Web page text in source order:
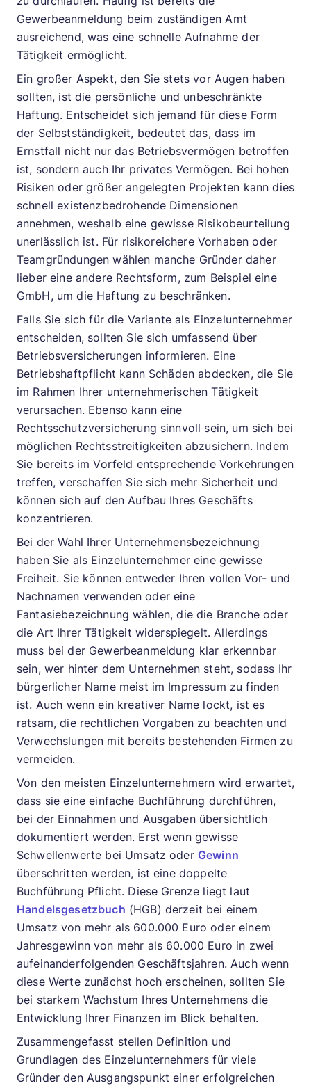
Gewerbeanmeldung beim zuständigen Amt
ausreichend, was eine schnelle Aufnahme der
Tätigkeit ermöglicht.
Ein großer Aspekt, den Sie stets vor Augen haben
sollten, ist die persönliche und unbeschränkte
Haftung. Entscheidet sich jemand für diese Form
der Selbstständigkeit, bedeutet das, dass im
Ernstfall nicht nur das Betriebsvermögen betroffen
ist, sondern auch Ihr privates Vermögen. Bei hohen
Risiken oder größer angelegten Projekten kann dies
schnell existenzbedrohende Dimensionen
annehmen, weshalb eine gewisse Risikobeurteilung
unerlässlich ist. Für risikoreichere Vorhaben oder
Teamgründungen wählen manche Gründer daher
lieber eine andere Rechtsform, zum Beispiel eine
GmbH, um die Haftung zu beschränken.
Falls Sie sich für die Variante als Einzelunternehmer
entscheiden, sollten Sie sich umfassend über
Betriebsversicherungen informieren. Eine
Betriebshaftpflicht kann Schäden abdecken, die Sie
im Rahmen Ihrer unternehmerischen Tätigkeit
verursachen. Ebenso kann eine
Rechtsschutzversicherung sinnvoll sein, um sich bei
möglichen Rechtsstreitigkeiten abzusichern. Indem
Sie bereits im Vorfeld entsprechende Vorkehrungen
treffen, verschaffen Sie sich mehr Sicherheit und
können sich auf den Aufbau Ihres Geschäfts
konzentrieren.
Bei der Wahl Ihrer Unternehmensbezeichnung
haben Sie als Einzelunternehmer eine gewisse
Freiheit. Sie können entweder Ihren vollen Vor- und
Nachnamen verwenden oder eine
Fantasiebezeichnung wählen, die die Branche oder
die Art Ihrer Tätigkeit widerspiegelt. Allerdings
muss bei der Gewerbeanmeldung klar erkennbar
sein, wer hinter dem Unternehmen steht, sodass Ihr
bürgerlicher Name meist im Impressum zu finden
ist. Auch wenn ein kreativer Name lockt, ist es
ratsam, die rechtlichen Vorgaben zu beachten und
Verwechslungen mit bereits bestehenden Firmen zu
vermeiden.
Von den meisten Einzelunternehmern wird erwartet,
dass sie eine einfache Buchführung durchführen,
bei der Einnahmen und Ausgaben übersichtlich
dokumentiert werden. Erst wenn gewisse
Schwellenwerte bei Umsatz oder Gewinn
überschritten werden, ist eine doppelte
Buchführung Pflicht. Diese Grenze liegt laut
Handelsgesetzbuch (HGB) derzeit bei einem
Umsatz von mehr als 600.000 Euro oder einem
Jahresgewinn von mehr als 60.000 Euro in zwei
aufeinanderfolgenden Geschäftsjahren. Auch wenn
diese Werte zunächst hoch erscheinen, sollten Sie
bei starkem Wachstum Ihres Unternehmens die
Entwicklung Ihrer Finanzen im Blick behalten.
Zusammengefasst stellen Definition und
Grundlagen des Einzelunternehmers für viele
Gründer den Ausgangspunkt einer erfolgreichen